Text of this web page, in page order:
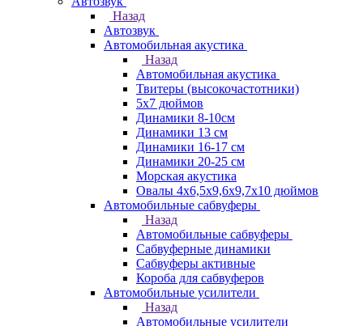
Назад
Автозвук
Автомобильная акустика
Назад
Автомобильная акустика
Твитеры (высокочастотники)
5x7 дюймов
Динамики 8-10см
Динамики 13 см
Динамики 16-17 см
Динамики 20-25 см
Морская акустика
Овалы 4х6,5х9,6x9,7х10 дюймов
Автомобильные сабвуферы
Назад
Автомобильные сабвуферы
Сабвуферные динамики
Сабвуферы активные
Короба для сабвуферов
Автомобильные усилители
Назад
Автомобильные усилители